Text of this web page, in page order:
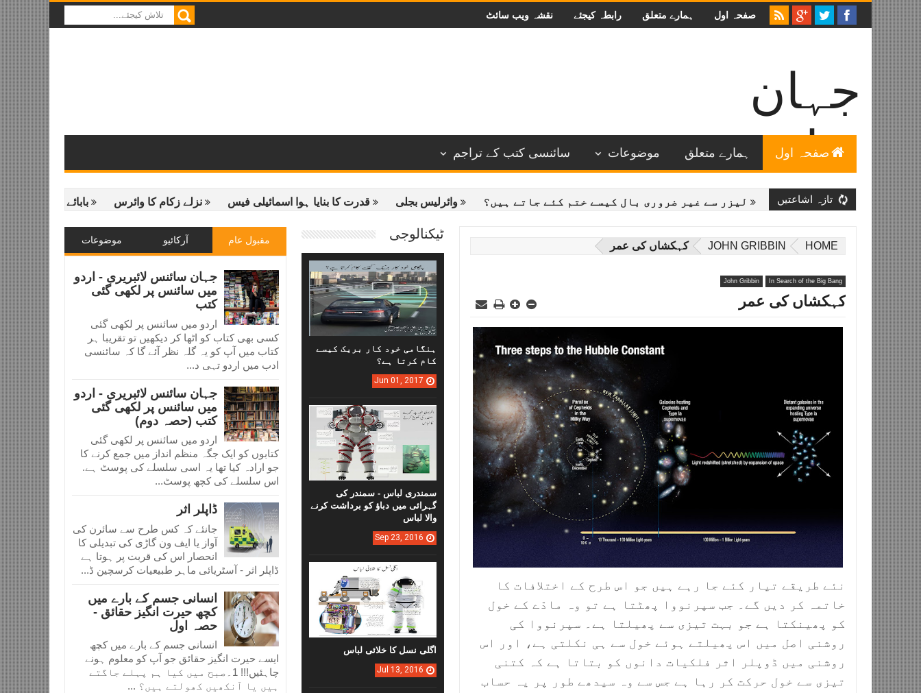
صفحہ اول ہمارے متعلق رابطہ کیجئے نقشہ ویب سائٹ
جہان
سائنس
صفحہ اول ہمارے متعلق موضوعات سائنسی کتب کے تراجم
تازہ اشاعتیںآتش بازی کی سائنس لیزر سے غیر ضروری بال کیسے ختم کئے جاتے ہیں؟ وائرلیس بجلی قدرت کا بنایا ہوا اسمائیلی فیس نزلے زکام کا وائرس بابائے راکٹ - کانسٹنٹن
HOME
JOHN GRIBBIN کہکشاں کی عمر
In Search of the Big Bang
John Gribbin
کہکشاں کی عمر
نئے طریقے تیار کئے جا رہے ہیں جو اس طرح کے اختلافات کا
خاتمہ کر دیں گے۔ جب سپرنووا پھٹتا ہے تو وہ مادّے کے خول
کو پھینکتا ہے جو بہت تیزی سے پھیلتا ہے۔ سپرنووا کی
روشنی اصل میں اس پھیلتے ہوئے خول سے ہی نکلتی ہے، اور اس
روشنی میں ڈوپلر اثر فلکیات دانوں کو بتاتا ہے کہ کتنی
تیزی سے خول حرکت کر رہا ہے جس سے وہ سیدھے طور پر یہ حساب
مقبول عام آرکائیو موضوعات
جہان سائنس لائبریری - اردو
میں سائنس پر لکھی گئی
کتب
اردو میں سائنس پر لکھی گئی
کسی بھی کتاب کو اٹھا کر دیکھیں تو تقریبا ہر
کتاب میں آپ کو یہ گلہ نظر آئے گا کہ سائنسی
ادب میں اردو تہی د...
جہان سائنس لائبریری - اردو
میں سائنس پر لکھی گئی
کتب (حصہ دوم)
اردو میں سائنس پر لکھی گئی
کتابوں کو ایک جگہ منظم انداز میں جمع کرنے کا
جو ارادہ کیا تھا یہ اسی سلسلے کی پوسٹ ہے.
اس سلسلے کی کچھ پوسٹ...
ڈاپلر اثر
جانئے کہ کس طرح سے سائرن کی
آواز یا ایف ون گاڑی کی تبدیلی کا
انحصار اس کی قربت پر ہوتا ہے
ڈاپلر اثر - آسٹریائی ماہر طبیعیات کرسچین ڈ...
انسانی جسم کے بارے میں
کچھ حیرت انگیز حقائق -
حصہ اول
انسانی جسم کے بارے میں کچھ
ایسے حیرت انگیز حقائق جو آپ کو معلوم ہونے
چاہئیں!!! 1۔صبح میں کیا ہم پہلے جاگتے
ہیں یا آنکھیں کھولتے ہیں؟ ...
ٹیکنالوجی
ہنگامی خود کار بریک کیسے
کام کرتا ہے؟
Jun 01, 2017
سمندری لباس - سمندر کی
گہرائی میں دباؤ کو برداشت کرنے
والا لباس
Sep 23, 2016
اگلی نسل کا خلائی لباس
Jul 13, 2016